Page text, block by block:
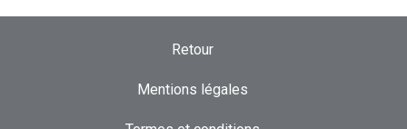
Retour
Mentions légales